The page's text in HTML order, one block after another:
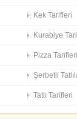
Kek Tarifleri
Kurabiye
Pizza Tarifleri
Şerbetli
Tatlı Tarifleri